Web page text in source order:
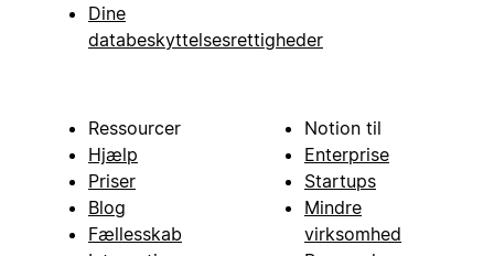
Dine
databeskyttelsesrettigheder
Ressourcer
Hjælp
Priser
Blog
Fællesskab
Notion til
Enterprise
Startups
Mindre
virksomhed